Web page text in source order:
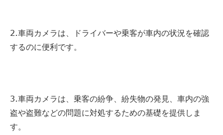
2.車両カメラは、ドライバーや乗客が車内の状況を確認
するのに便利です。
3.車両カメラは、乗客の紛争、紛失物の発見、車内の強
盗や盗難などの問題に対処するための基礎を提供しま
す。